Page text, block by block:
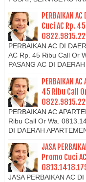
PERBAIKAN
Cuci AC Rp.
PERBAIKAN AC DI
AC Rp. 45 Ribu Call Or
PASANG AC DI
PERBAIKAN
45 Ribu Call
PERBAIKAN AC
Ribu Call Or Wa.
DI DAERAH
JASA
Promo Cuci
JASA PERBAIKAN AC